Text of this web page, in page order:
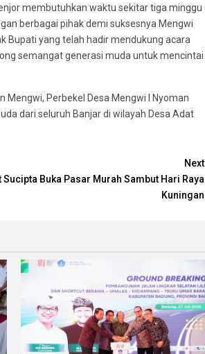
membutuhkan waktu sekitar tiga minggu
berbagai pihak demi suksesnya Mengwi
Bupati yang telah hadir mendukung acara
semangat generasi muda untuk mencintai
Perbekel Desa Mengwi I Nyoman
dari seluruh Banjar di wilayah Desa Adat
Next
Sucipta Buka Pasar Murah Sambut Hari Raya
Kuningan